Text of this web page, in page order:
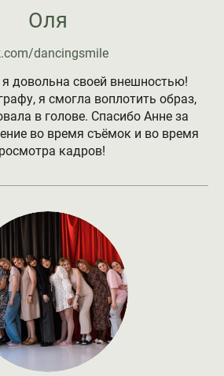
Оля
dancingsmile
довольна своей внешностью!
я смогла воплотить образ,
в голове. Спасибо Анне за
во время съёмок и во время
кадров!